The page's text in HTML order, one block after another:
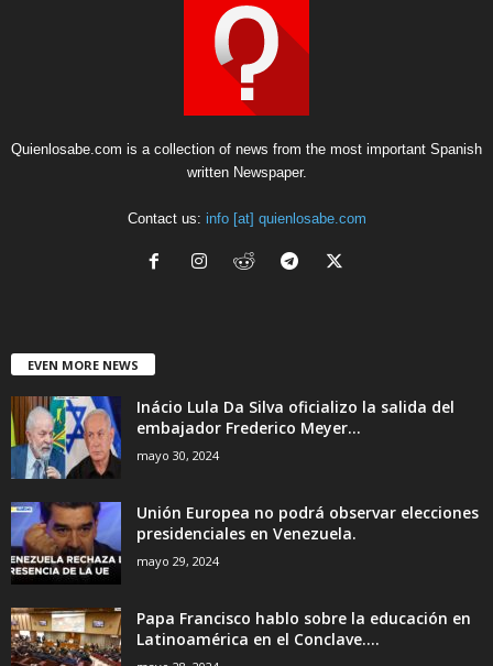
Quienlosabe.com is a collection of news from the most important Spanish
written Newspaper.
Contact us: info [at] quienlosabe.com
EVEN MORE NEWS
Inácio Lula Da Silva oficializo la salida del
embajador Frederico Meyer...
mayo 30, 2024
Unión Europea no podrá observar elecciones
presidenciales en Venezuela.
mayo 29, 2024
Papa Francisco hablo sobre la educación en
Latinoamérica en el Conclave....